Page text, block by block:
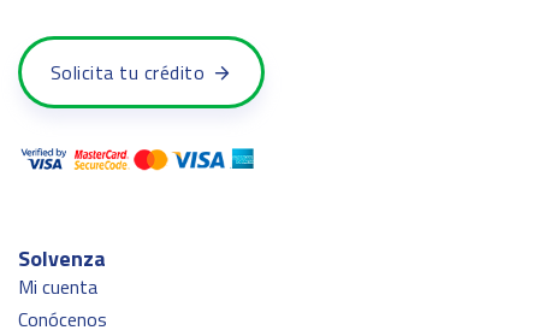
Solicita tu crédito
Solvenza
Mi cuenta
Conócenos